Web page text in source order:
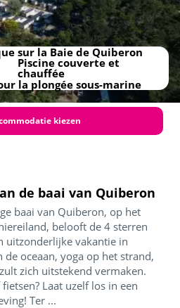
de baai van Quiberon
baai van Quiberon, op het
belooft de 4 sterren
uitzonderlijke vakantie in
de oceaan, yoga op het strand,
zich uitstekend vermaken.
Laat uzelf los in een
Ter ...
sur la Baie de Quiberon
Piscine couverte et
chauffée
la plongée sous-marine
kiezen